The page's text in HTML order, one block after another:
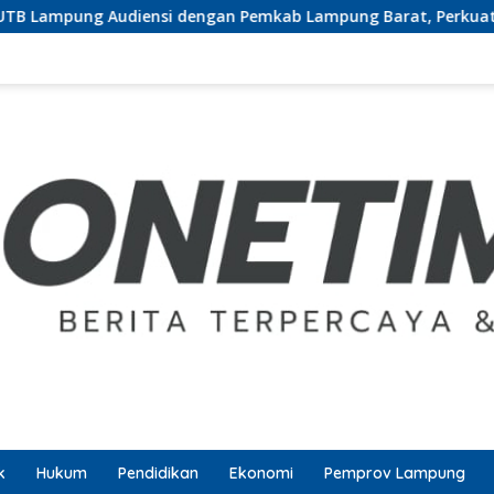
dengan Pemkab Lampung Barat, Perkuat Sinergi Tingkatkan
Hukum Pendidikan Ekonomi Pemprov Lampung